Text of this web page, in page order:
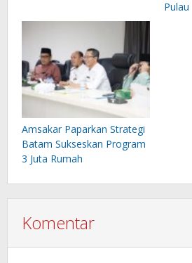
Pulau
Amsakar Paparkan Strategi
Batam Sukseskan Program
3 Juta Rumah
Komentar